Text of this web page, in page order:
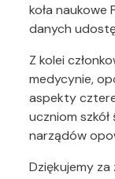
koła naukowe
danych
Z kolei
medycynie,
aspekty
uczniom
narządów
Dziękujemy za